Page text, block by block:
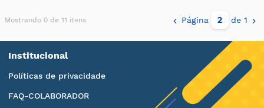
Mostrando 0 de 11 itens Página de 1
Institucional
Políticas de privacidade
FAQ-COLABORADOR